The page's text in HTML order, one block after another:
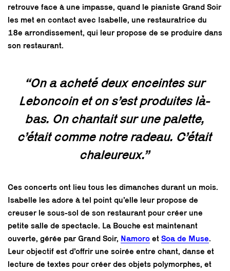
retrouve face à une impasse, quand le pianiste Grand Soir
les met en contact avec Isabelle, une restauratrice du
18e arrondissement, qui leur propose de se produire dans
son restaurant.
“On a acheté deux enceintes sur
Leboncoin et on s’est produites là-
bas. On chantait sur une palette,
c’était comme notre radeau. C’était
chaleureux.”
Ces concerts ont lieu tous les dimanches durant un mois.
Isabelle les adore à tel point qu’elle leur propose de
creuser le sous-sol de son restaurant pour créer une
petite salle de spectacle. La Bouche est maintenant
ouverte, gérée par Grand Soir, Namoro et Soa de Muse.
Leur objectif est d’offrir une soirée entre chant, danse et
lecture de textes pour créer des objets polymorphes, et